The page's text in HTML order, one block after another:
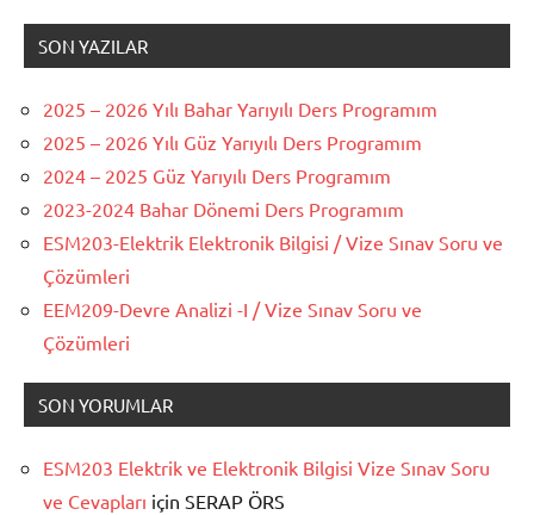
SON YAZILAR
2025 – 2026 Yılı Bahar Yarıyılı Ders Programım
2025 – 2026 Yılı Güz Yarıyılı Ders Programım
2024 – 2025 Güz Yarıyılı Ders Programım
2023-2024 Bahar Dönemi Ders Programım
ESM203-Elektrik Elektronik Bilgisi / Vize Sınav Soru ve
Çözümleri
EEM209-Devre Analizi -I / Vize Sınav Soru ve
Çözümleri
SON YORUMLAR
ESM203 Elektrik ve Elektronik Bilgisi Vize Sınav Soru
ve Cevapları için SERAP ÖRS